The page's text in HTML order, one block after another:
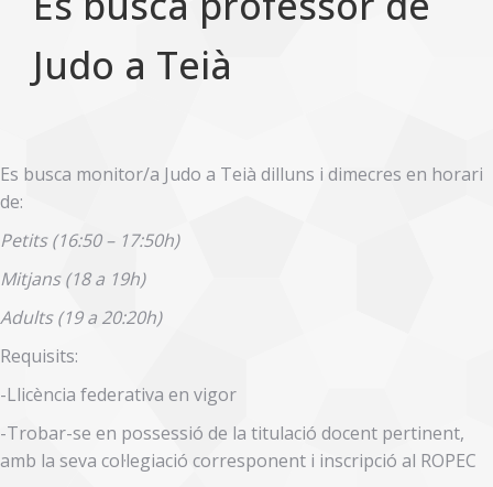
Judo a Teià
Es busca monitor/a Judo a Teià dilluns i dimecres en horari
de:
Petits (16:50 – 17:50h)
Mitjans (18 a 19h)
Adults (19 a 20:20h)
Requisits:
-Llicència federativa en vigor
-Trobar-se en possessió de la titulació docent pertinent,
amb la seva col·legiació corresponent i inscripció al ROPEC